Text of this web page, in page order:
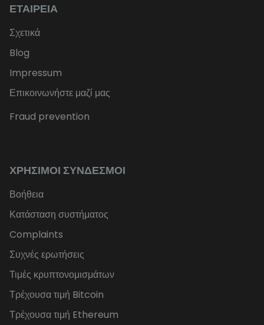
ΕΤΑΙΡΕΊΑ
Σχετικά
Blog
Impressum
Επικοινωνήστε μαζί μας
Fraud prevention
ΧΡΉΣΙΜΟΙ ΣΎΝΔΕΣΜΟΙ
Βοήθεια
Κατάσταση συστήματος
Complaints
Συχνές ερωτήσεις
Τιμές κρυπτονομισμάτων
Τρέχουσα τιμή Bitcoin
Τρέχουσα τιμή Ethereum